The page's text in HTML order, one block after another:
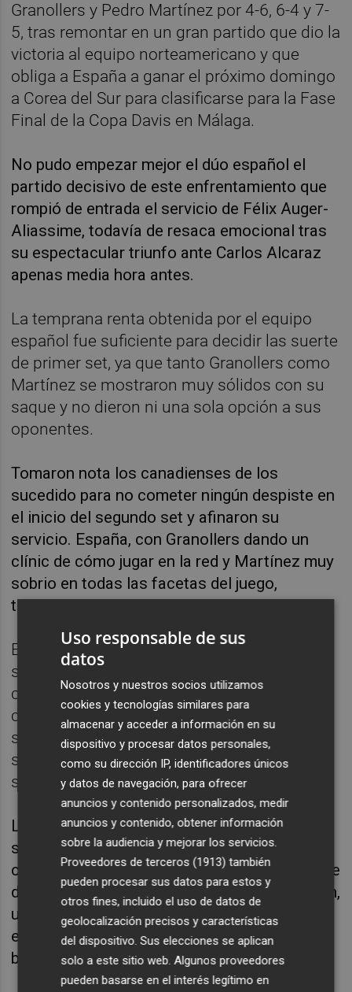
Granollers y Pedro Martínez por 4-6, 6-4 y 7-
5, tras remontar en un gran partido que dio la
victoria al equipo norteamericano y que
obliga a España a ganar el próximo domingo
a Corea del Sur para clasificarse para la Fase
Final de la Copa Davis en Málaga.
No pudo empezar mejor el dúo español el
partido decisivo de este enfrentamiento que
rompió de entrada el servicio de Félix Auger-
Aliassime, todavía de resaca emocional tras
su espectacular triunfo ante Carlos Alcaraz
apenas media hora antes.
La temprana renta obtenida por el equipo
español fue suficiente para decidir las suerte
de primer set, ya que tanto Granollers como
Martínez se mostraron muy sólidos con su
saque y no dieron ni una sola opción a sus
oponentes.
Tomaron nota los canadienses de los
sucedido para no cometer ningún despiste en
el inicio del segundo set y afinaron su
servicio. España, con Granollers dando un
clínic de cómo jugar en la red y Martínez muy
sobrio en todas las facetas del juego,
tampoco hacía concesiones.
España apretó en el noveno juego sobre el
saque de Pospisil y dos grandes puntos
consecutivos de Pedro Martínez
configuraron el primer punto de quiebre del
segundo set, pero Pospisil lo solventó
sacando a relucir su mejor repertorio al
servicio.
La presión pasó al bando español. Granollers
sacó para mantenerse en el partido pero los
canadienses aprovecharon las dudas al saque
del español y en la primer opción que tuvieron,
un resto directo de Auger-Aliassime
empataba el partido ante la algarabía del
banquillo canadiense.
Uso responsable de sus
datos
Nosotros y nuestros socios utilizamos
cookies y tecnologías similares para
almacenar y acceder a información en su
dispositivo y procesar datos personales,
como su dirección IP, identificadores únicos
y datos de navegación, para ofrecer
anuncios y contenido personalizados, medir
anuncios y contenido, obtener información
sobre la audiencia y mejorar los servicios.
Proveedores de terceros (1913) también
pueden procesar sus datos para estos y
otros fines, incluido el uso de datos de
geolocalización precisos y características
del dispositivo. Sus elecciones se aplican
solo a este sitio web. Algunos proveedores
pueden basarse en el interés legítimo en